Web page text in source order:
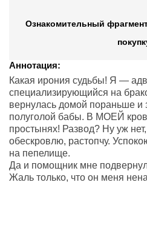
Ознакомительный
Аннотация:
Какая ирония судьбы! Я —
специализирующийся на
вернулась домой пораньше и
полуголой бабы. В МОЕЙ
простынях! Развод? Ну уж
обескровлю, растопчу.
на пепелище.
Да и помощник мне
Жаль только, что он меня